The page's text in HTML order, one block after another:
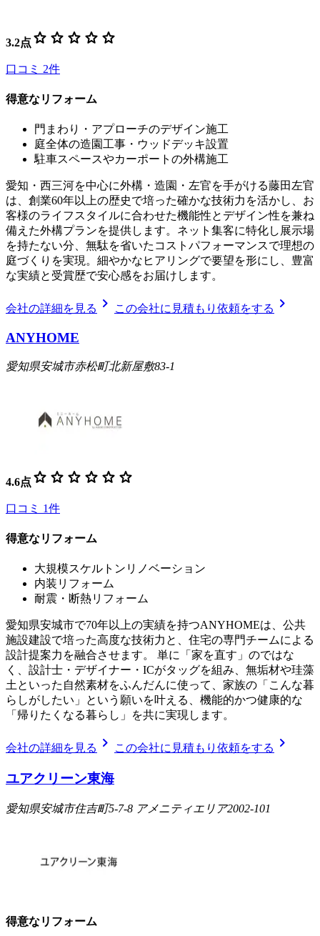
3.2点 star star star star star
口コミ 2件
得意なリフォーム
門まわり・アプローチのデザイン施工
庭全体の造園工事・ウッドデッキ設置
駐車スペースやカーポートの外構施工
愛知・西三河を中心に外構・造園・左官を手がける藤田左官
は、創業60年以上の歴史で培った確かな技術力を活かし、お
客様のライフスタイルに合わせた機能性とデザイン性を兼ね
備えた外構プランを提供します。ネット集客に特化し展示場
を持たない分、無駄を省いたコストパフォーマンスで理想の
庭づくりを実現。細やかなヒアリングで要望を形にし、豊富
な実績と受賞歴で安心感をお届けします。
会社の詳細を見る chevron_right この会社に見積もり依頼をする chevron_right
ANYHOME
愛知県安城市赤松町北新屋敷83-1
4.6点 star star star star star star
口コミ 1件
得意なリフォーム
大規模スケルトンリノベーション
内装リフォーム
耐震・断熱リフォーム
愛知県安城市で70年以上の実績を持つANYHOMEは、公共
施設建設で培った高度な技術力と、住宅の専門チームによる
設計提案力を融合させます。 単に「家を直す」のではな
く、設計士・デザイナー・ICがタッグを組み、無垢材や珪藻
土といった自然素材をふんだんに使って、家族の「こんな暮
らしがしたい」という願いを叶える、機能的かつ健康的な
「帰りたくなる暮らし」を共に実現します。
会社の詳細を見る chevron_right この会社に見積もり依頼をする chevron_right
ユアクリーン東海
愛知県安城市住吉町5-7-8 アメニティエリア2002-101
得意なリフォーム